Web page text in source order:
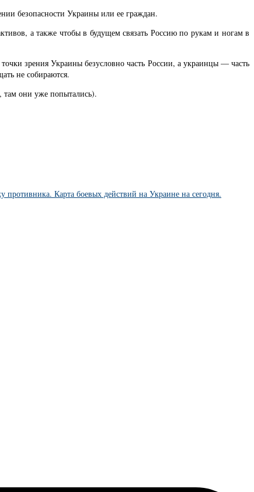
безопасности Украины или ее граждан.
а также чтобы в будущем связать Россию по рукам и ногам в
зрения Украины безусловно часть России, а украинцы — часть
не собираются.
там они уже попытались).
Карта боевых действий на Украине на сегодня.